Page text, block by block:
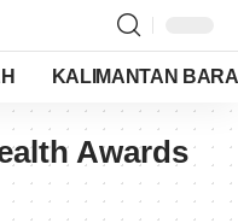
KALIMANTAN
Awards